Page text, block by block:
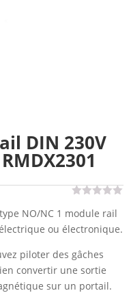
DIN 230V
NO/NC 1 module rail
ou électronique.
piloter des gâches
convertir une sortie
sur un portail.